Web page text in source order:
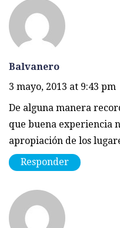
Balvanero
3 mayo, 2013 at 9:43 pm
De alguna manera
que buena experiencia
apropiación de los
Responder